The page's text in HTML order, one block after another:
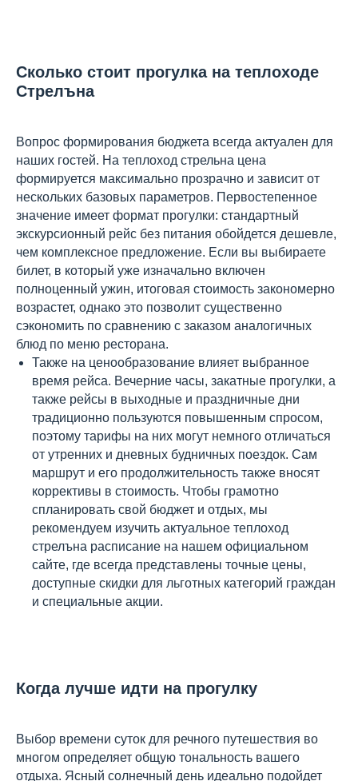
Сколько стоит прогулка на теплоходе
Стрелъна
Вопрос формирования бюджета всегда актуален для
наших гостей. На теплоход стрельна цена
формируется максимально прозрачно и зависит от
нескольких базовых параметров. Первостепенное
значение имеет формат прогулки: стандартный
экскурсионный рейс без питания обойдется дешевле,
чем комплексное предложение. Если вы выбираете
билет, в который уже изначально включен
полноценный ужин, итоговая стоимость закономерно
возрастет, однако это позволит существенно
сэкономить по сравнению с заказом аналогичных
блюд по меню ресторана.
Также на ценообразование влияет выбранное
время рейса. Вечерние часы, закатные прогулки, а
также рейсы в выходные и праздничные дни
традиционно пользуются повышенным спросом,
поэтому тарифы на них могут немного отличаться
от утренних и дневных будничных поездок. Сам
маршрут и его продолжительность также вносят
коррективы в стоимость. Чтобы грамотно
спланировать свой бюджет и отдых, мы
рекомендуем изучить актуальное теплоход
стрелъна расписание на нашем официальном
сайте, где всегда представлены точные цены,
доступные скидки для льготных категорий граждан
и специальные акции.
Когда лучше идти на прогулку
Выбор времени суток для речного путешествия во
многом определяет общую тональность вашего
отдыха. Ясный солнечный день идеально подойдет